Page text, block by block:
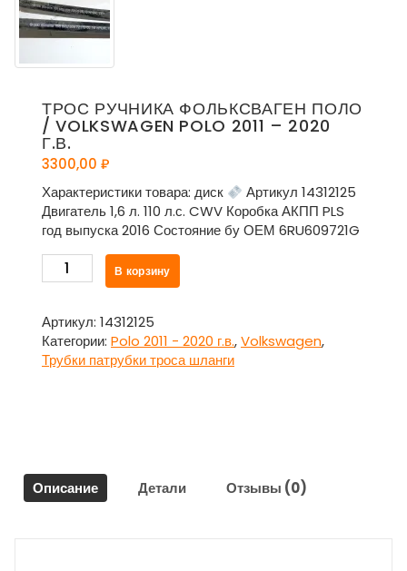
ТРОС РУЧНИКА ФОЛЬКСВАГЕН ПОЛО
/ VOLKSWAGEN POLO 2011 – 2020
Г.В.
3300,00 ₽
Характеристики товара: диск
Артикул 14312125
Двигатель 1,6 л. 110 л.с. CWV Коробка АКПП PLS
год выпуска 2016 Состояние бу ОЕМ 6RU609721G
Количество
товара
ручника
Фольксваген
Поло
2020
г.в.
В корзину
Артикул: 14312125
Категории: Polo 2011 - 2020 г.в.,Volkswagen,
Трубки патрубки троса шланги
Описание Детали Отзывы (0)